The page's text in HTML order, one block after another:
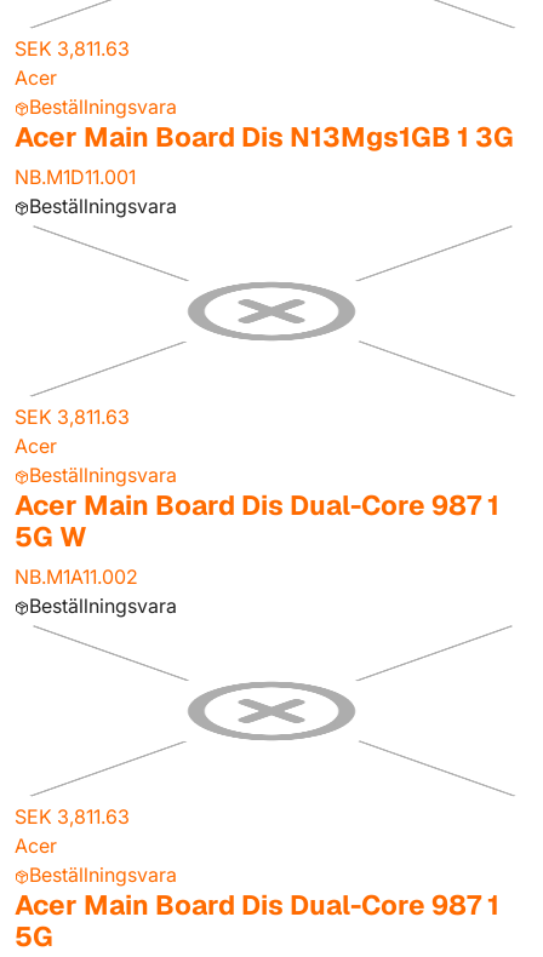
SEK 3,811.63
Acer
Beställningsvara
Acer Main Board Dis N13Mgs1GB 1 3G
NB.M1D11.001
Beställningsvara
SEK 3,811.63
Acer
Beställningsvara
Acer Main Board Dis Dual-Core 987 1
5G W
NB.M1A11.002
Beställningsvara
SEK 3,811.63
Acer
Beställningsvara
Acer Main Board Dis Dual-Core 987 1
5G